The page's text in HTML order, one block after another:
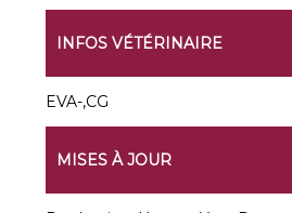
INFOS VÉTÉRINAIRE
EVA-,CG
MISES À JOUR